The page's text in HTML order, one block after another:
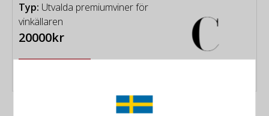
Typ: Utvalda premiumviner för
vinkällaren
20000kr